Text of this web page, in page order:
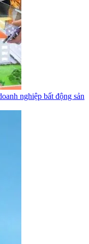
nghiệp bất động sản